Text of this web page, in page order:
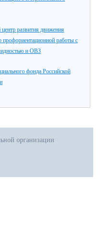
развития движения
работы с
и ОВЗ
фонда Российской
организации